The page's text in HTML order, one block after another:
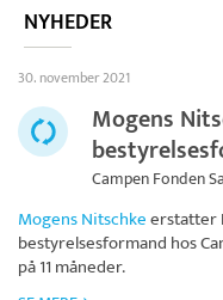
NYHEDER
30. november 2021
Mogens
Campen Fonden
Mogens Nitschkeerstatter
bestyrelsesformand hos
på 11 måneder.